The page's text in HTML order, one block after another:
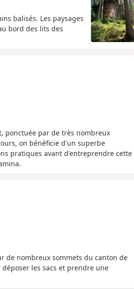
balisés. Les paysages
bord des lits des
ponctuée par de très nombreux
on bénéficie d'un superbe
pratiques avant d'entreprendre cette
de nombreux sommets du canton de
les sacs et prendre une